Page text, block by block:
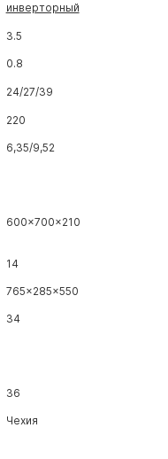
инверторный
3.5
0.8
24/27/39
220
6,35/9,52
600x700x210
14
765x285x550
34
36
Чехия